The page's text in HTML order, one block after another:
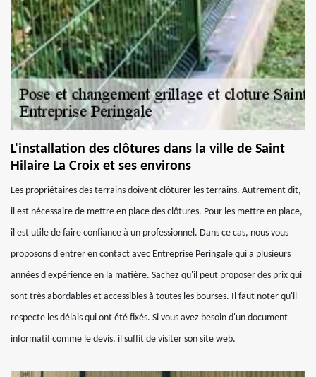
L'installation des clôtures dans la ville de Saint
Hilaire La Croix et ses environs
Les propriétaires des terrains doivent clôturer les terrains. Autrement dit,
il est nécessaire de mettre en place des clôtures. Pour les mettre en place,
il est utile de faire confiance à un professionnel. Dans ce cas, nous vous
proposons d'entrer en contact avec Entreprise Peringale qui a plusieurs
années d'expérience en la matière. Sachez qu'il peut proposer des prix qui
sont très abordables et accessibles à toutes les bourses. Il faut noter qu'il
respecte les délais qui ont été fixés. Si vous avez besoin d'un document
informatif comme le devis, il suffit de visiter son site web.